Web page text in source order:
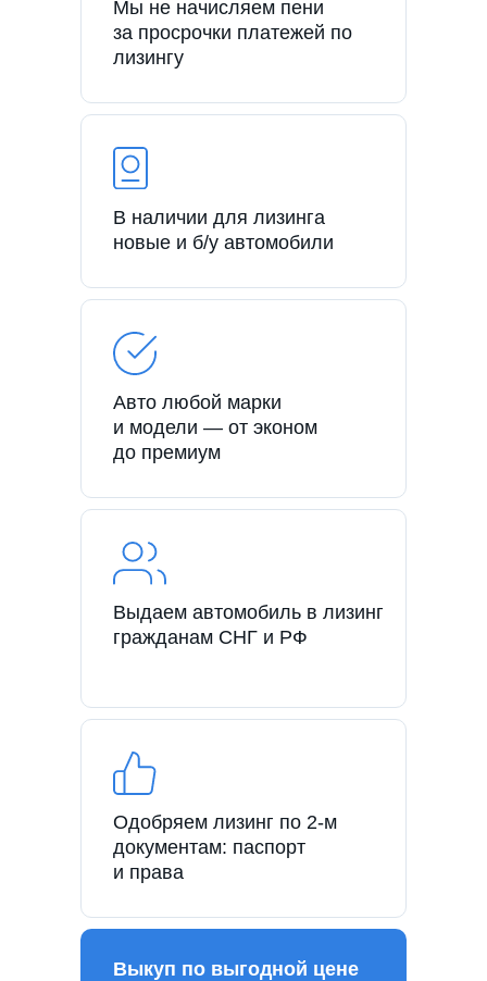
Мы не начисляем пени
за просрочки платежей по
лизингу
В наличии для лизинга
новые и б/у автомобили
Авто любой марки
и модели — от эконом
до премиум
Выдаем автомобиль в лизинг
гражданам СНГ и РФ
Одобряем лизинг по 2-м
документам: паспорт
и права
Выкуп по выгодной цене